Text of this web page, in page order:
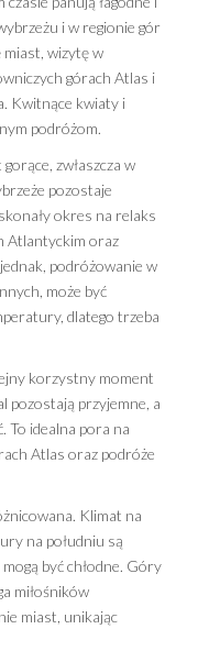
i w regionie gór
miast, wizytę w
górach Atlas i
Kwitnące kwiaty i
podróżom.
zwłaszcza w
pozostaje
okres na relaks
Atlantyckim oraz
podróżowanie w
może być
dlatego trzeba
korzystny moment
pozostają przyjemne, a
To idealna pora na
Atlas oraz podróże
Klimat na
na południu są
być chłodne. Góry
miłośników
miast, unikając